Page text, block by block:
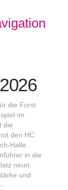
die Forst
im
die
den HC
Halle.
in die
neun.
und